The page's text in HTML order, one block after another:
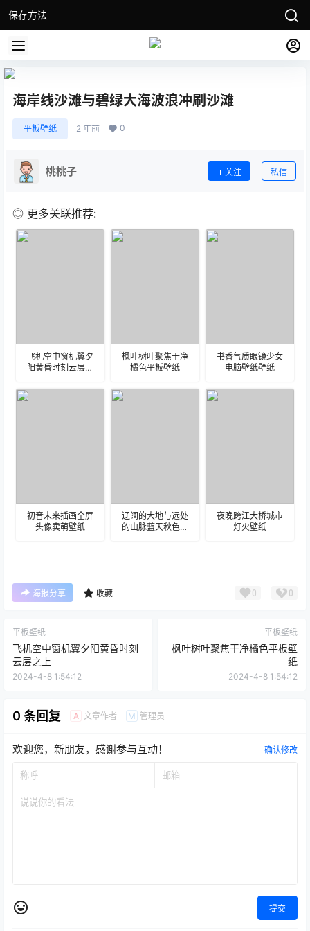
保存方法
海岸线沙滩与碧绿大海波浪冲刷沙滩
平板壁纸 2 年前 0
桃桃子 关注 私信
◎ 更多关联推荐:
飞机空中窗机翼夕
阳黄昏时刻云层之
枫叶树叶聚焦干净
橘色平板壁纸
书香气质眼镜少女
电脑壁纸壁纸
初音未来插画全屏
头像卖萌壁纸
辽阔的大地与远处
的山脉蓝天秋色大
夜晚跨江大桥城市
灯火壁纸
海报分享 收藏 0 0
平板壁纸
飞机空中窗机翼夕阳黄昏时刻
云层之上
2024-4-8 1:54:12
平板壁纸
枫叶树叶聚焦干净橘色平板壁
纸
2024-4-8 1:54:12
0 条回复 A 文章作者 M 管理员
欢迎您，新朋友，感谢参与互动！ 确认修改
提交